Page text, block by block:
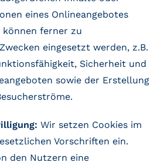
eines Onlineangebotes
können ferner zu
eingesetzt werden, z.B.
Sicherheit und
sowie der Erstellung
Wir setzen Cookies im
Vorschriften ein.
den Nutzern eine